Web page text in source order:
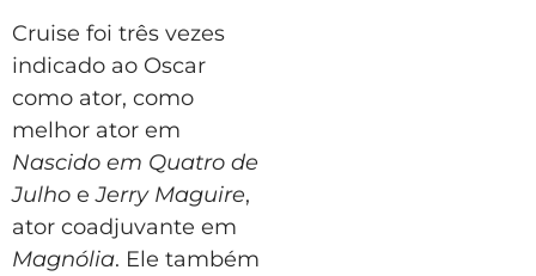
Cruise foi três vezes
indicado ao Oscar
como ator, como
melhor ator em
Nascido em Quatro de
Julho eJerry Maguire,
ator coadjuvante em
Magnólia. Ele também